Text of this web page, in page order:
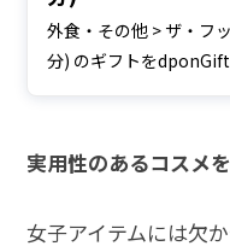
外食・その他 > ザ・フ
分) のギフトをdponGift
実用性のあるコスメ
女子アイテムには欠